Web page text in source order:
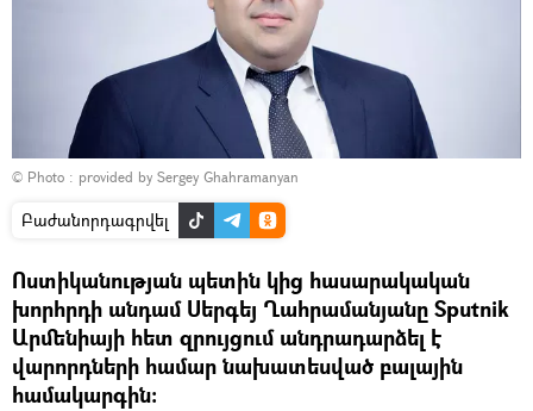
© Photo : provided by Sergey Ghahramanyan
Բաժանորդագրվել
Ոստիկանության պետին կից հասարակական
խորհրդի անդամ Սերգեյ Ղահրամանյանը Sputnik
Արմենիայի հետ զրույցում անդրադարձել է
վարորդների համար նախատեսված բալային
համակարգին։